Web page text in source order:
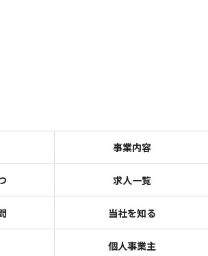
事業内容
求人一覧
当社を知る
個人事業主